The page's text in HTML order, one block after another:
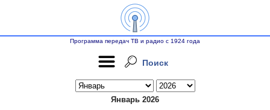
Программа передач ТВ и радио с 1924 года
Поиск
Январь 2026